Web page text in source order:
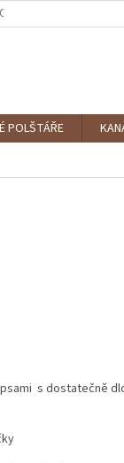
A VRÁCENÍ
POLŠTÁŘE
s dostatečně